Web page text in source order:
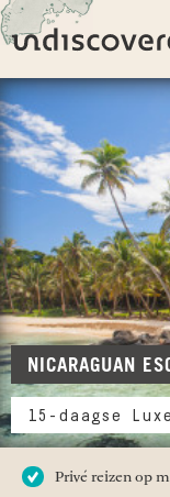
Ga naar inhoud
Undiscovered
NICARAGUAN
15-daagse
Privé reizen op